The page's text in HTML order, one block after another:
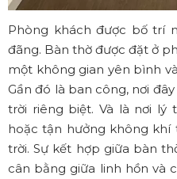
Phòng khách được bố trí
đãng. Bàn thờ được đặt ở
một không gian yên bình
Gần đó là ban công, nơi
trời riêng biệt. Và là nơi lý
hoặc tận hưởng không
trời. Sự kết hợp giữa bàn
cân bằng giữa linh hồn và